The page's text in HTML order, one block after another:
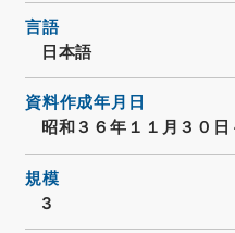
言語
日本語
資料作成年月日
昭和３６年１１月３０
規模
3